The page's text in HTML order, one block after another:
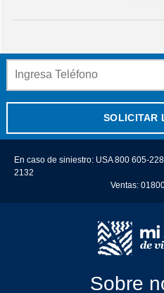
SOLICITAR
En caso de siniestro: USA 800 605-
2132
Ventas:
Sobre